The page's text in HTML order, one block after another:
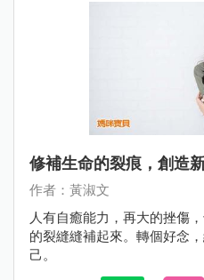
修補生命的裂痕，創造
作者：黃淑文
人有自癒能力，再大的挫傷
的裂縫縫補起來。轉個好念
己。